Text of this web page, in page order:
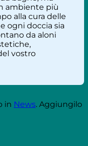
ambiente più
alla cura delle
ogni doccia sia
da aloni
vostro
in News. Aggiungilo